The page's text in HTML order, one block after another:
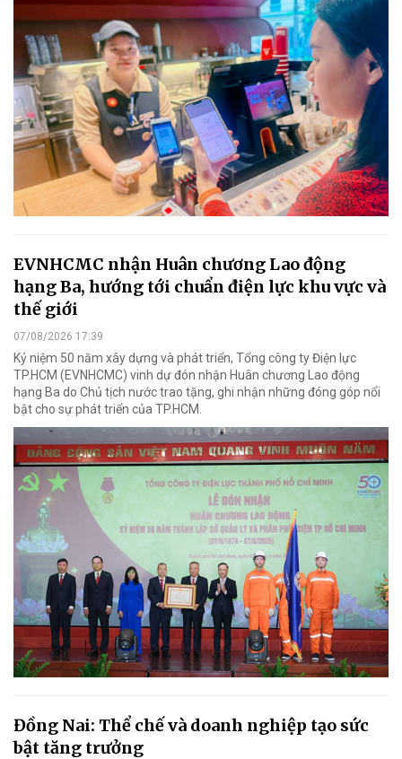
EVNHCMC nhận Huân chương Lao động
hạng Ba, hướng tới chuẩn điện lực khu vực và
thế giới
07/08/2026 17:39
Kỷ niệm 50 năm xây dựng và phát triển, Tổng công ty Điện lực
TP.HCM (EVNHCMC) vinh dự đón nhận Huân chương Lao động
hạng Ba do Chủ tịch nước trao tặng, ghi nhận những đóng góp nổi
bật cho sự phát triển của TP.HCM.
Đồng Nai: Thể chế và doanh nghiệp tạo sức
bật tăng trưởng